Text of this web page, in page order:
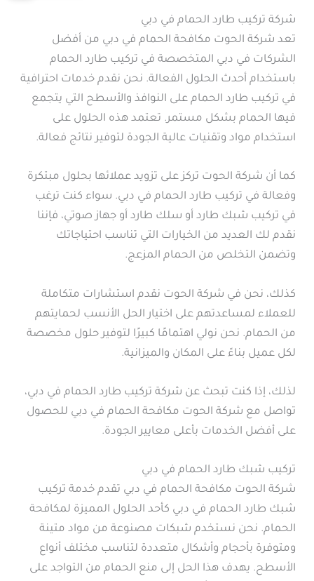
شركة تركيب طارد الحمام في دبي
تعد شركة الحوت مكافحة الحمام في دبي من أفضل
الشركات في دبي المتخصصة في تركيب طارد الحمام
باستخدام أحدث الحلول الفعالة. نحن نقدم خدمات احترافية
في تركيب طارد الحمام على النوافذ والأسطح التي يتجمع
فيها الحمام بشكل مستمر. تعتمد هذه الحلول على
استخدام مواد وتقنيات عالية الجودة لتوفير نتائج فعالة.
كما أن شركة الحوت تركز على تزويد عملائها بحلول مبتكرة
وفعالة في تركيب طارد الحمام في دبي. سواء كنت ترغب
في تركيب شبك طارد أو سلك طارد أو جهاز صوتي، فإننا
نقدم لك العديد من الخيارات التي تناسب احتياجاتك
وتضمن التخلص من الحمام المزعج.
كذلك، نحن في شركة الحوت نقدم استشارات متكاملة
للعملاء لمساعدتهم على اختيار الحل الأنسب لحمايتهم
من الحمام. نحن نولي اهتمامًا كبيرًا لتوفير حلول مخصصة
لكل عميل بناءً على المكان والميزانية.
لذلك، إذا كنت تبحث عن شركة تركيب طارد الحمام في دبي،
تواصل مع شركة الحوت مكافحة الحمام في دبي للحصول
على أفضل الخدمات بأعلى معايير الجودة.
تركيب شبك طارد الحمام في دبي
شركة الحوت مكافحة الحمام في دبي تقدم خدمة تركيب
شبك طارد الحمام في دبي كأحد الحلول المميزة لمكافحة
الحمام. نحن نستخدم شبكات مصنوعة من مواد متينة
ومتوفرة بأحجام وأشكال متعددة لتناسب مختلف أنواع
الأسطح. يهدف هذا الحل إلى منع الحمام من التواجد على